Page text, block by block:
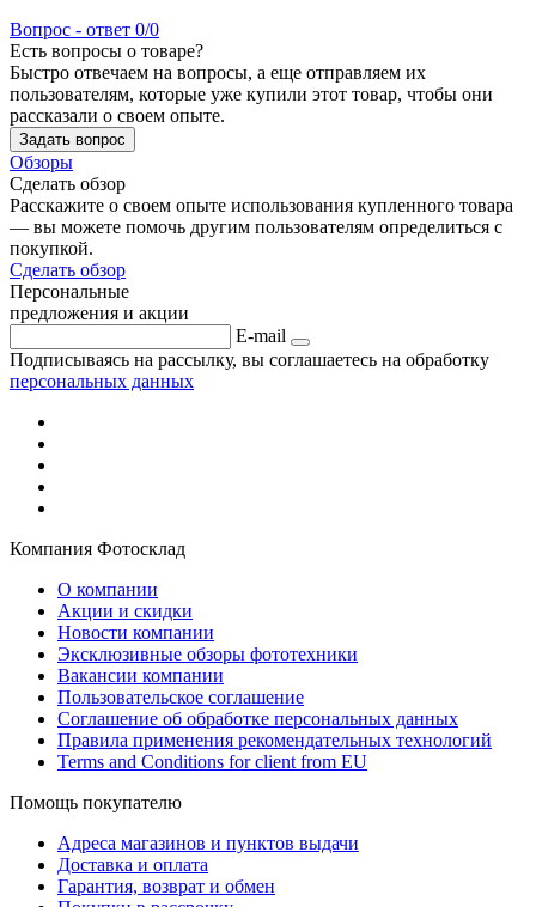
Вопрос - ответ 0/0
Есть вопросы о товаре?
Быстро отвечаем на вопросы, а еще отправляем их
пользователям, которые уже купили этот товар, чтобы они
рассказали о своем опыте.
Задать вопрос
Обзоры
Сделать обзор
Расскажите о своем опыте использования купленного товара
— вы можете помочь другим пользователям определиться с
покупкой.
Сделать обзор
Персональные
предложения и акции
E-mail
Подписываясь на рассылку, вы соглашаетесь на обработку
персональных данных
Компания Фотосклад
О компании
Акции и скидки
Новости компании
Эксклюзивные обзоры фототехники
Вакансии компании
Пользовательское соглашение
Соглашение об обработке персональных данных
Правила применения рекомендательных технологий
Terms and Conditions for client from EU
Помощь покупателю
Адреса магазинов и пунктов выдачи
Доставка и оплата
Гарантия, возврат и обмен